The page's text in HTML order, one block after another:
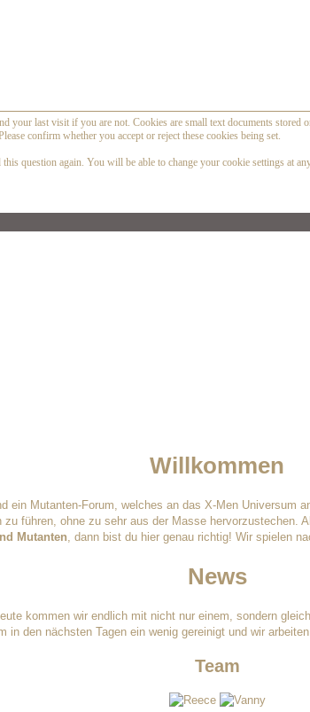
last visit if you are not. Cookies are small text documents
confirm whether you accept or reject these cookies being set.
question again. You will be able to change your cookie settings at
Willkommen
ein Mutanten-Forum, welches an das X-Men Universum
führen, ohne zu sehr aus der Masse
Mutanten , dann bist du hier genau richtig! Wir spielen
News
kommen wir endlich mit nicht nur einem, sondern
in den nächsten Tagen ein wenig gereinigt und wir
Team